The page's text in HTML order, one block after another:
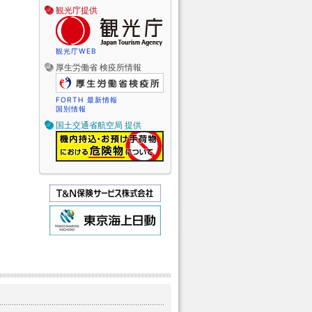
観光庁提供
観光庁WEB
厚生労働省 検疫所情報
FORTH 最新情報
国別情報
国土交通省航空局 提供